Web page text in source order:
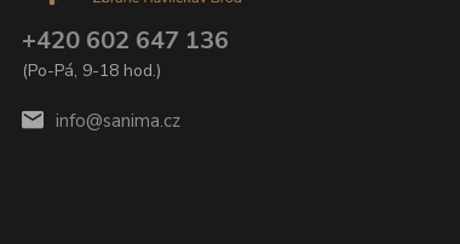
+420 602 647 136
(Po-Pá, 9-18 hod.)
info@sanima.cz